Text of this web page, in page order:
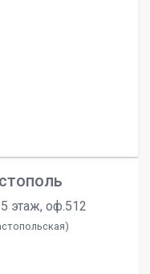
этаж, оф.512